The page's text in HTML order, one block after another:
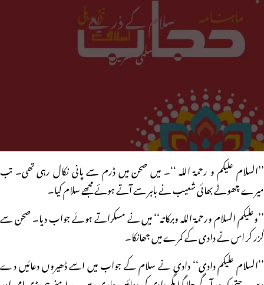
سلام کے ذریعے
سلمیٰ نسرین
’’السلام علیکم و رحمۃ اللہ ‘‘۔ میں صحن میں ڈرم سے پانی نکال رہی تھی۔ تب
میرے چھوٹے بھائی شعیب نے باہر سے آتے ہوئے مجھے سلام کیا۔
’’وعلیکم السلام ورحمۃ اللہ وبرکاتہ‘‘ میں نے مسکراتے ہوئے جواب دیا۔ صحن سے
گزر کر اس نے دادی کے کمرے میں جھانکا۔
’’السلام علیکم دادی‘‘ دادی نے سلام کے جواب میں اسے ڈھیروں دعائیں دے